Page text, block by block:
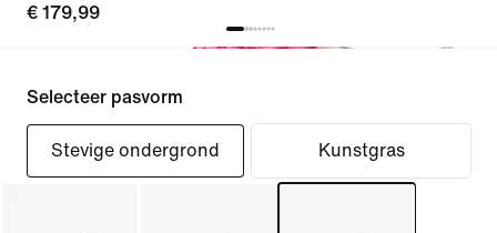
€ 179,99
Selecteer pasvorm
Stevige ondergrond Kunstgras